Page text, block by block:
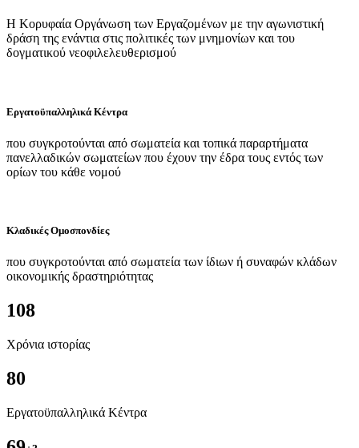
Η Κορυφαία Οργάνωση των Εργαζομένων με την αγωνιστική
δράση της ενάντια στις πολιτικές των μνημονίων και του
δογματικού νεοφιλελευθερισμού
Εργατοϋπαλληλικά Κέντρα
που συγκροτούνται από σωματεία και τοπικά παραρτήματα
πανελλαδικών σωματείων που έχουν την έδρα τους εντός των
ορίων του κάθε νομού
Κλαδικές Ομοσπονδίες
που συγκροτούνται από σωματεία των ίδιων ή συναφών κλάδων
οικονομικής δραστηριότητας
108
Χρόνια ιστορίας
80
Εργατοϋπαλληλικά Κέντρα